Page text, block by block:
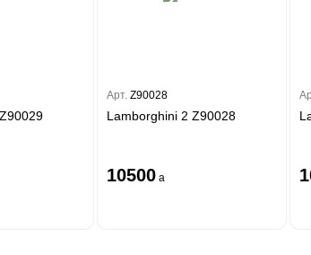
Арт. Z90028
Lamborghini 2 Z90028
10500 a